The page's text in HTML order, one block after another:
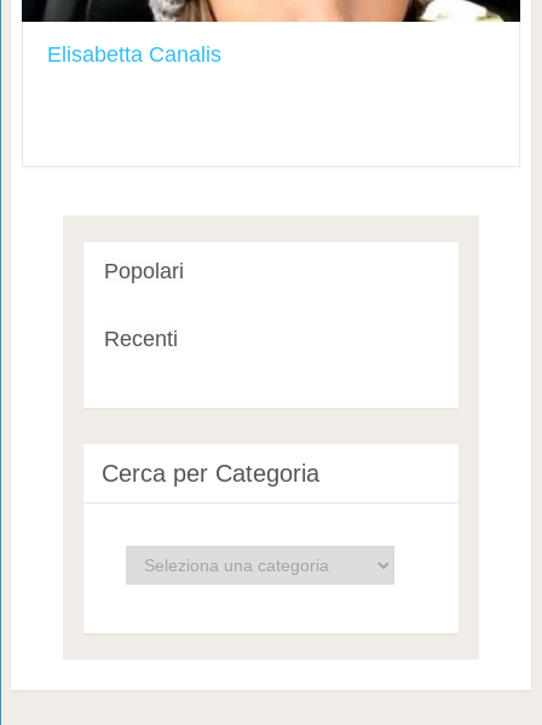
Elisabetta Canalis
Popolari
Recenti
Cerca per Categoria
Cerca
per